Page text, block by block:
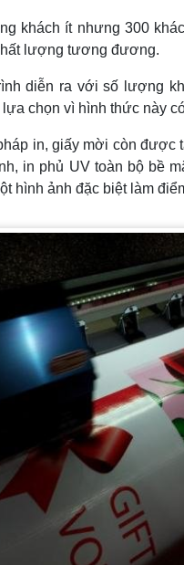
khách ít nhưng 300
lượng tương đương.
diễn ra với số lượng
chọn vì hình thức này
in, giấy mời còn được
in phủ UV toàn bộ bề
hình ảnh đặc biệt làm